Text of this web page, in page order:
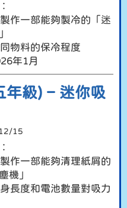
作一部能夠製冷的「迷
物料的保冷程度
年1月
年級) – 迷你吸
15
作一部能夠清理紙屑的
機」
長度和電池數量對吸力